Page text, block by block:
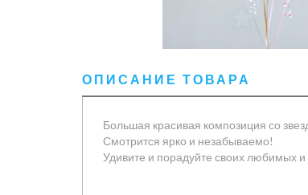
ОПИСАНИЕ ТОВАРА
Большая красивая композиция со
Смотрится ярко и незабываемо!
Удивите и порадуйте своих любимых и